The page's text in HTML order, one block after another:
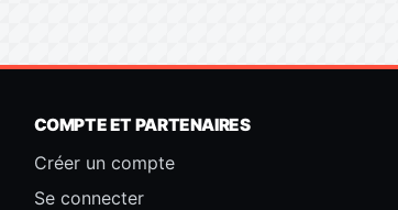
COMPTE ET PARTENAIRES
Créer un compte
Se connecter